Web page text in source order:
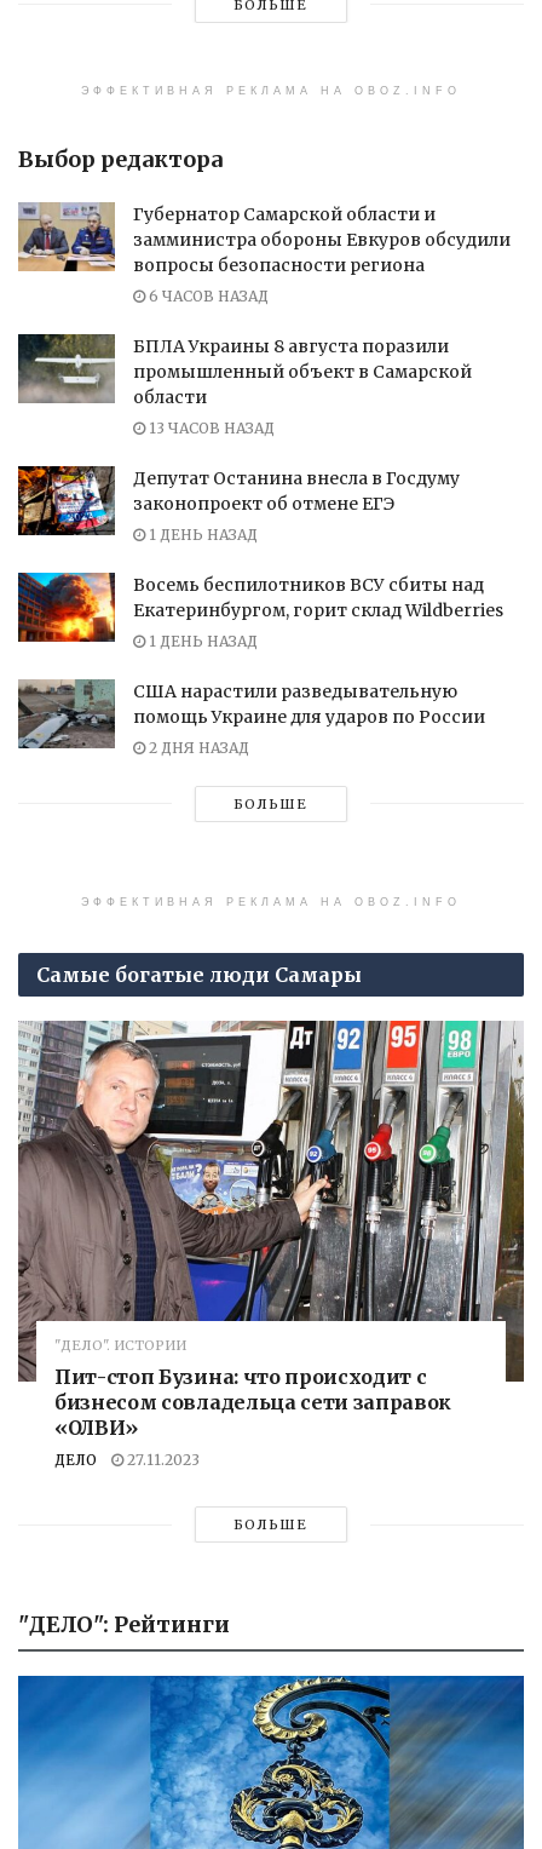
БОЛЬШЕ
ЭФФЕКТИВНАЯ РЕКЛАМА НА OBOZ.INFO
Выбор редактора
Губернатор Самарской области и
замминистра обороны Евкуров обсудили
вопросы безопасности региона
6 ЧАСОВ НАЗАД
БПЛА Украины 8 августа поразили
промышленный объект в Самарской
области
13 ЧАСОВ НАЗАД
Депутат Останина внесла в Госдуму
законопроект об отмене ЕГЭ
1 ДЕНЬ НАЗАД
Восемь беспилотников ВСУ сбиты над
Екатеринбургом, горит склад Wildberries
1 ДЕНЬ НАЗАД
США нарастили разведывательную
помощь Украине для ударов по России
2 ДНЯ НАЗАД
БОЛЬШЕ
ЭФФЕКТИВНАЯ РЕКЛАМА НА OBOZ.INFO
Самые богатые люди Самары
"ДЕЛО". ИСТОРИИ
Пит-стоп Бузина: что происходит с
бизнесом совладельца сети заправок
«ОЛВИ»
ДЕЛО 27.11.2023
БОЛЬШЕ
"ДЕЛО": Рейтинги